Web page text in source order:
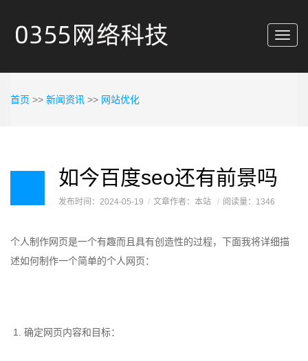
首页 >> 新闻资讯 >> 网站优化
如今百度seo还有前景吗
发布时间：2024-05-19 文章作者：本站 阅读量：1346
个人制作网页是一个有趣而且具有创造性的过程，下面我将详细描
述如何制作一个简单的个人网页：
1. 确定网页内容和目标：